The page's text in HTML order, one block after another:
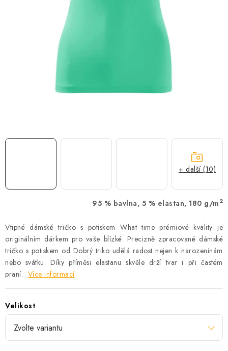
MÁM SRDCE POMÁHÁM
PROVIZNÍ SYSTÉM
95 % bavlna, 5 % elastan, 180 g/m 2
Vtipné dámské tričko s potiskem What time prémiové kvality je
originálním dárkem pro vaše blízké. Precizně zpracované dámské
tričko s potiskem od Dobrý triko udělá radost nejen k narozeninám
nebo svátku. Díky příměsi elastanu skvěle drží tvar i při častém
praní. Více informací
Velikost
+ další (10)